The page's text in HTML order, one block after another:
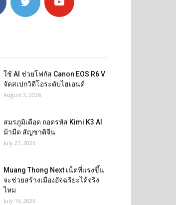
ใช้ AI ช่วยโฟกัส Canon EOS R6 V
จัดสเปกวิดีโอระดับไฮเอนด์
August 3, 2026
สมรภูมิเดือด ถอดรหัส Kimi K3 AI
ม้ามืด สัญชาติจีน
July 27, 2026
Muang Thong Next เน็ตที่แรงขึ้น
จะช่วยสร้างเมืองอัจฉริยะได้จริง
ไหม
July 16, 2026